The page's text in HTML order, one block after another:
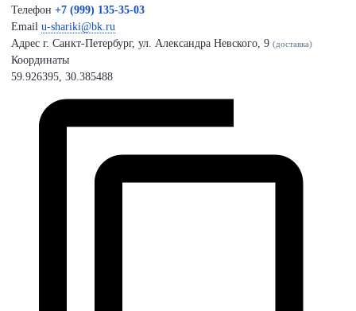
Телефон +7 (999) 135-35-03
Email u-shariki@bk.ru
Адрес г. Санкт-Петербург, ул. Александра Невского, 9 (доставка)
Координаты
59.926395, 30.385488